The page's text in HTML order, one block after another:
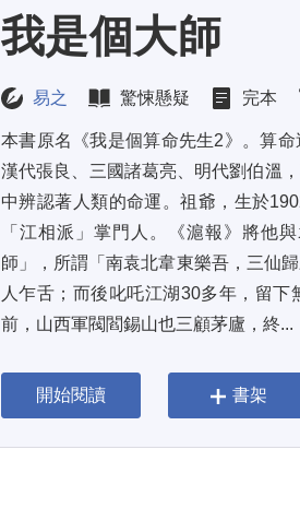
我是個大師
易之 驚悚懸疑 完本
本書原名《我是個算命先生2》。算
漢代張良、三國諸葛亮、明代劉伯溫
中辨認著人類的命運。祖爺，生於
「江相派」掌門人。《滬報》將他
師」，所謂「南袁北韋東樂吾，三仙
人乍舌；而後叱吒江湖30多年，留
前，山西軍閥閻錫山也三顧茅廬，終...
開始閱讀 書架